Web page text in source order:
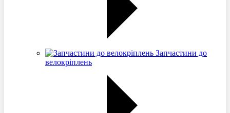
Запчастини до
велокріплень